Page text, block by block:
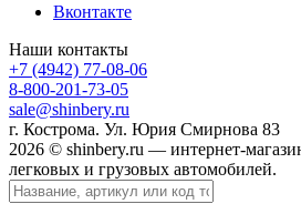
Вконтакте
Наши контакты
+7 (4942) 77-08-06
8-800-201-73-05
sale@shinbery.ru
г. Кострома. Ул. Юрия Смирнова 83
2026 © shinbery.ru — интернет-
легковых и грузовых автомобилей.